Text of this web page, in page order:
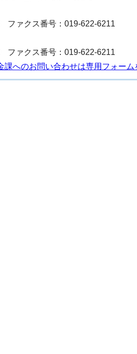
ファクス番号：019-622-6211
ファクス番号：019-622-6211
へのお問い合わせは専用フォーム